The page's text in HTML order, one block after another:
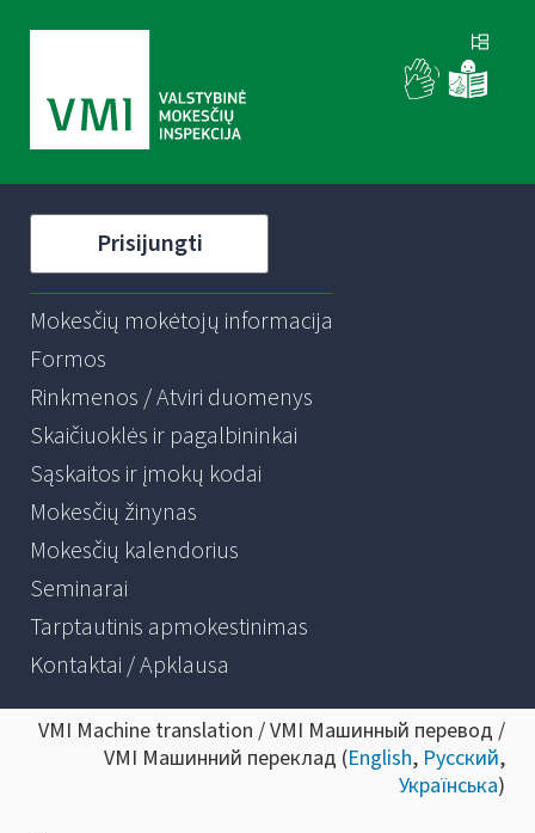
Prisijungti
Mokesčių mokėtojų informacija
Formos
Rinkmenos / Atviri duomenys
Skaičiuoklės ir pagalbininkai
Sąskaitos ir įmokų kodai
Mokesčių žinynas
Mokesčių kalendorius
Seminarai
Tarptautinis apmokestinimas
Kontaktai / Apklausa
VMI Machine translation / VMI Машинный перевод /
VMI Машинний переклад (English, Русский,
Українська)